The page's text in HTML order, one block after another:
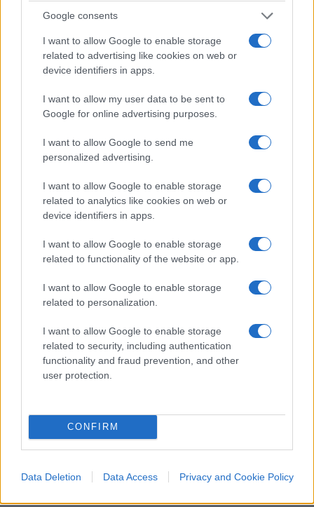
Google consents
I want to allow Google to enable storage
related to advertising like cookies on web or
device identifiers in apps.
I want to allow my user data to be sent to
Google for online advertising purposes.
I want to allow Google to send me
personalized advertising.
I want to allow Google to enable storage
related to analytics like cookies on web or
device identifiers in apps.
I want to allow Google to enable storage
related to functionality of the website or app.
I want to allow Google to enable storage
related to personalization.
I want to allow Google to enable storage
related to security, including authentication
functionality and fraud prevention, and other
user protection.
CONFIRM
Data Deletion Data Access Privacy and Cookie Policy
Manca un’ancora nazionale che calibri i giudizi:
risultato è un simulacro di valutazione,
autoreferenziale ed endogamico, in cui il metro
Valditara, sfoltendo le commissioni, ha
prodotto come primo effetto tangibile non più
rigore ma più lodi.Ed è qui che affiora il
fallimento sostanziale: quello dei criteri che
dovrebbero governare la formazione e il controllo
del corpo docente. Il docente si forma, insegna e
si giudica dentro circuiti locali chiusi, senza che
alcun organo terzo certifichi la comparabilità dei
metri di valutazione tra un istituto e l’altro. Una
totalità dei casi non vigila ma si assolve.